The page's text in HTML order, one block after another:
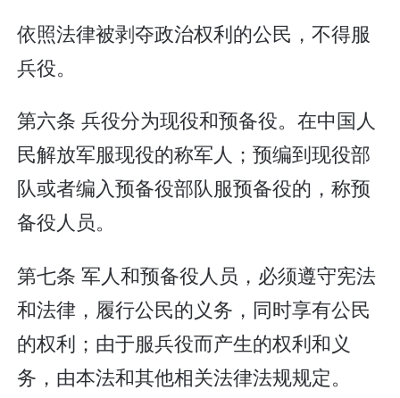
依照法律被剥夺政治权利的公民，不得服
兵役。
第六条 兵役分为现役和预备役。在中国人
民解放军服现役的称军人；预编到现役部
队或者编入预备役部队服预备役的，称预
备役人员。
第七条 军人和预备役人员，必须遵守宪法
和法律，履行公民的义务，同时享有公民
的权利；由于服兵役而产生的权利和义
务，由本法和其他相关法律法规规定。